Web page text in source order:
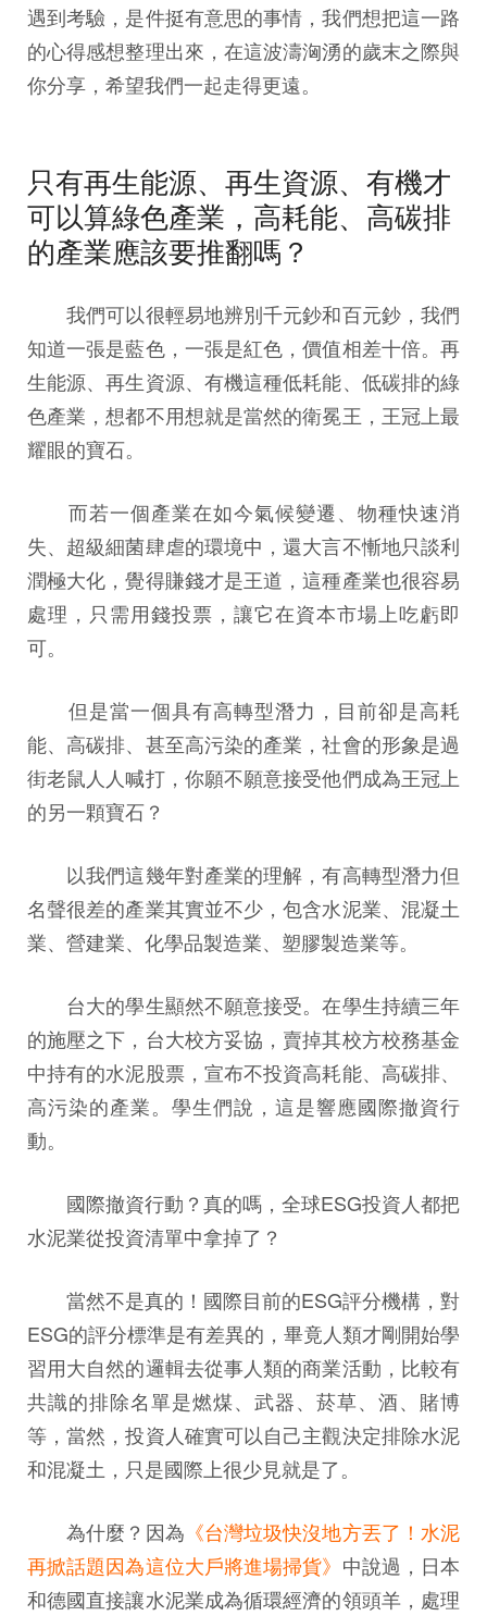
遇到考驗，是件挺有意思的事情，我們想把這一路
的心得感想整理出來，在這波濤洶湧的歲末之際與
你分享，希望我們一起走得更遠。
只有再生能源、再生資源、有機才
可以算綠色產業，高耗能、高碳排
的產業應該要推翻嗎？
我們可以很輕易地辨別千元鈔和百元鈔，我們
知道一張是藍色，一張是紅色，價值相差十倍。再
生能源、再生資源、有機這種低耗能、低碳排的綠
色產業，想都不用想就是當然的衛冕王，王冠上最
耀眼的寶石。
而若一個產業在如今氣候變遷、物種快速消
失、超級細菌肆虐的環境中，還大言不慚地只談利
潤極大化，覺得賺錢才是王道，這種產業也很容易
處理，只需用錢投票，讓它在資本市場上吃虧即
可。
但是當一個具有高轉型潛力，目前卻是高耗
能、高碳排、甚至高污染的產業，社會的形象是過
街老鼠人人喊打，你願不願意接受他們成為王冠上
的另一顆寶石？
以我們這幾年對產業的理解，有高轉型潛力但
名聲很差的產業其實並不少，包含水泥業、混凝土
業、營建業、化學品製造業、塑膠製造業等。
台大的學生顯然不願意接受。在學生持續三年
的施壓之下，台大校方妥協，賣掉其校方校務基金
中持有的水泥股票，宣布不投資高耗能、高碳排、
高污染的產業。學生們說，這是響應國際撤資行
動。
國際撤資行動？真的嗎，全球ESG投資人都把
水泥業從投資清單中拿掉了？
當然不是真的！國際目前的ESG評分機構，對
ESG的評分標準是有差異的，畢竟人類才剛開始學
習用大自然的邏輯去從事人類的商業活動，比較有
共識的排除名單是燃煤、武器、菸草、酒、賭博
等，當然，投資人確實可以自己主觀決定排除水泥
和混凝土，只是國際上很少見就是了。
為什麼？因為 《台灣垃圾快沒地方丟了！水泥
再掀話題因為這位大戶將進場掃貨》 中說過，日本
和德國直接讓水泥業成為循環經濟的領頭羊，處理